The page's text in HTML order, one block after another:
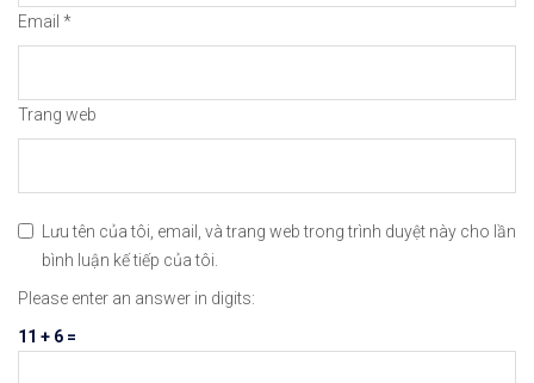
Email *
Trang web
Lưu tên của tôi, email, và trang web trong trình duyệt này cho lần
bình luận kế tiếp của tôi.
Please enter an answer in digits:
11 + 6 =